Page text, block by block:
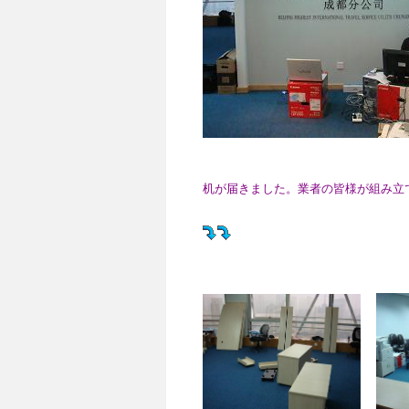
机が届きました。業者の皆様が組み立